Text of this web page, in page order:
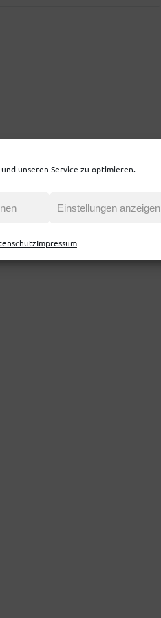
unseren Service zu optimieren.
Einstellungen anzeigen
Impressum